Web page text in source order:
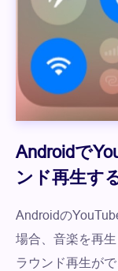
Androidで
ンド再生す
Androidの
場合、音楽を再
ラウンド再生が